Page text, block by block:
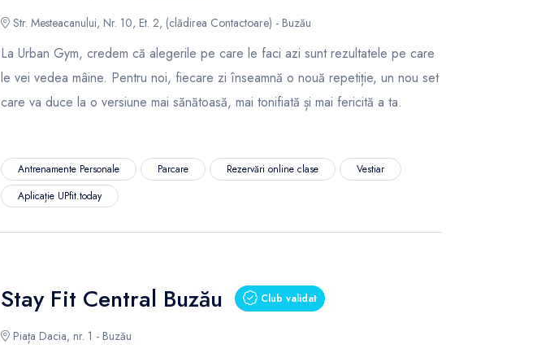
Str. Mesteacanului, Nr. 10, Et. 2, (clădirea Contactoare) - Buzău
La Urban Gym, credem că alegerile pe care le faci azi sunt rezultatele pe care
le vei vedea mâine. Pentru noi, fiecare zi înseamnă o nouă repetiție, un nou set
care va duce la o versiune mai sănătoasă, mai tonifiată și mai fericită a ta.
Antrenamente Personale Parcare Rezervări online clase
Vestiar
Aplicație UPfit.today
Stay Fit Central Buzău Club validat
Piața Dacia, nr. 1 - Buzău